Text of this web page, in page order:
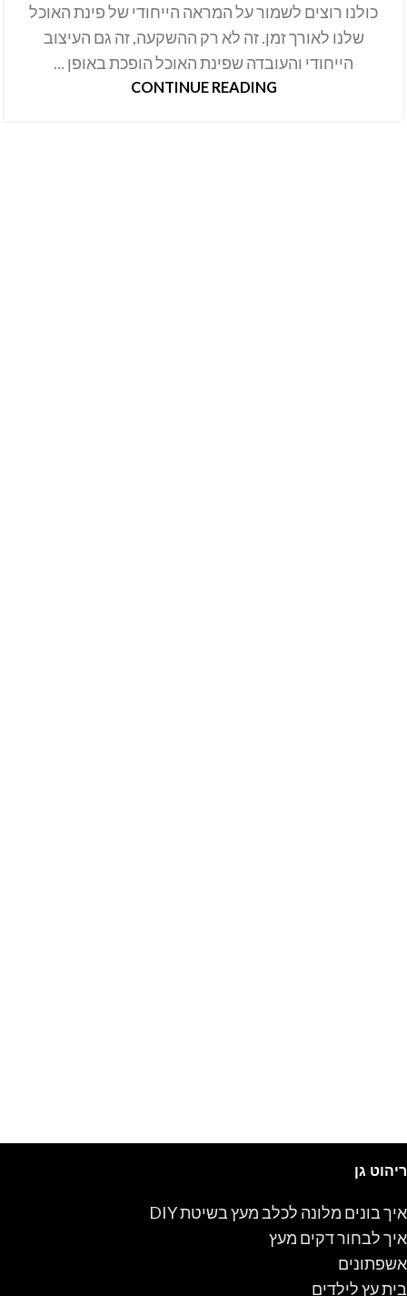
כולנו רוצים לשמור על המראה הייחודי של פינת האוכל
שלנו לאורך זמן. זה לא רק ההשקעה, זה גם העיצוב
הייחודי והעובדה שפינת האוכל הופכת באופן ...
CONTINUE READING
ריהוט גן
איך בונים מלונה לכלב מעץ בשיטת DIY
איך לבחור דקים מעץ
אשפתונים
בית עץ לילדים